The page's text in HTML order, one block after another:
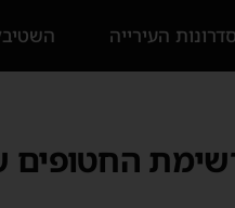
העירייה